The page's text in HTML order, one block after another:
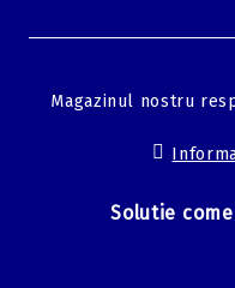
Magazinul nostru
Solutie